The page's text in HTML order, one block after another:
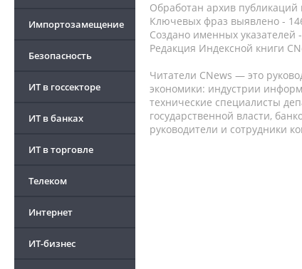
Импортозамещение
Безопасность
ИТ в госсекторе
ИТ в банках
ИТ в торговле
Телеком
Интернет
ИТ-бизнес
Обработан архив публикаций
Ключевых фраз выявлено -
Создано именных указателей
Редакция Индексной книги
Читатели CNews — это
экономики: индустрии
технические специалисты
государственной власти,
руководители и сотрудники